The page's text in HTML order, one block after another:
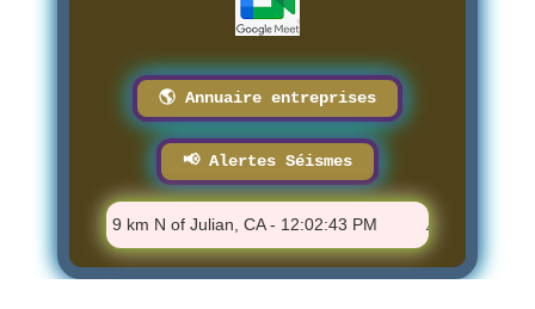
🌎 Annuaire entreprises
📢 Alertes Séismes
⚠️ M 0.8 - 9 km N of Julian, CA - 12:02:43 PM ⚠️ M 0.74 - 13